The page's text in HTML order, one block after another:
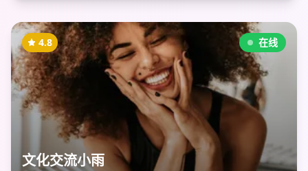
在线
4.8
文化交流小雨